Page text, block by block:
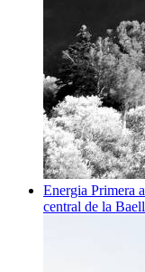
Energia Primera
central de la